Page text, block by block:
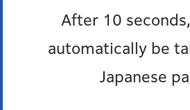
After 10 seconds,
automatically be
Japanese
区のおしらせ「広報みなと」を